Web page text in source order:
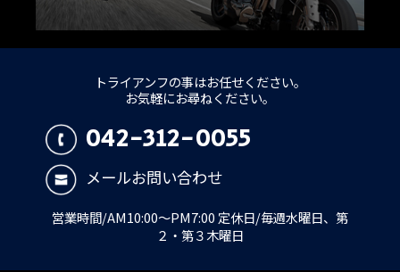
トライアンフの事はお任せください。
お気軽にお尋ねください。
042-312-0055
メールお問い合わせ
営業時間/AM10:00～PM7:00 定休日/毎週水曜日、第
２・第３木曜日